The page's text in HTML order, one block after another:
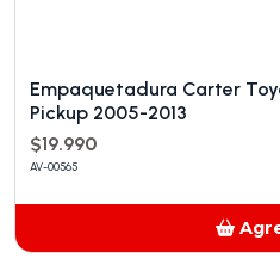
Empaquetadura Carter
Pickup 2005-2013
$19.990
AV-00565